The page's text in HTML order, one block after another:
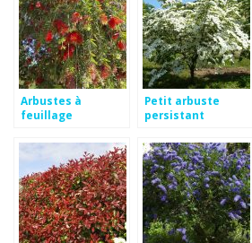
Arbustes à
feuillage
croissance rapide
Petit arbuste
persistant